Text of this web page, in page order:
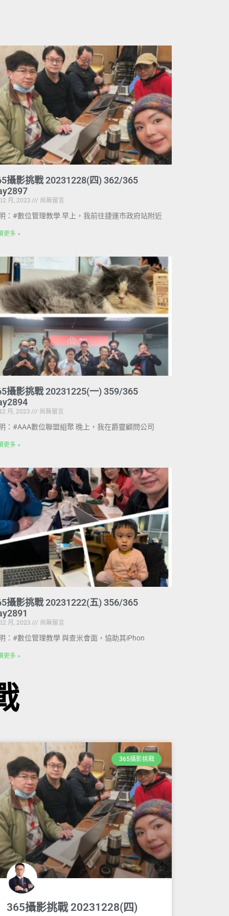
攝影挑戰 20231228(四) 362/365
月, 2023
尚無留言
：#數位管理教學 早上，我前往捷運市政府站附近
更多 »
攝影挑戰 20231225(一) 359/365
月, 2023
尚無留言
：#AAA數位聯盟組聚 晚上，我在爵靈顧問公司
更多 »
攝影挑戰 20231222(五) 356/365
月, 2023
尚無留言
：#數位管理教學 與查米會面，協助其iPhon
更多 »
365攝影挑戰
365攝影挑戰 20231228(四)